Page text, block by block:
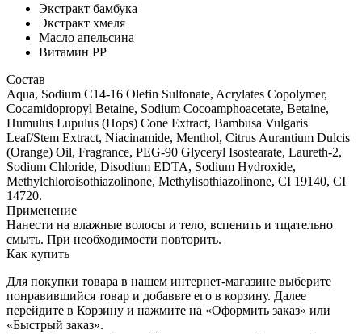
Экстракт бамбука
Экстракт хмеля
Масло апельсина
Витамин PP
Состав
Aqua, Sodium C14-16 Olefin Sulfonate, Acrylates Copolymer,
Cocamidopropyl Betaine, Sodium Cocoamphoacetate, Betaine,
Humulus Lupulus (Hops) Cone Extract, Bambusa Vulgaris
Leaf/Stem Extract, Niacinamide, Menthol, Citrus Aurantium Dulcis
(Orange) Oil, Fragrance, PEG-90 Glyceryl Isostearate, Laureth-2,
Sodium Chloride, Disodium EDTA, Sodium Hydroxide,
Methylchloroisothiazolinone, Methylisothiazolinone, CI 19140, CI
14720.
Применение
Нанести на влажные волосы и тело, вспенить и тщательно
смыть. При необходимости повторить.
Как купить
Для покупки товара в нашем интернет-магазине выберите
понравившийся товар и добавьте его в корзину. Далее
перейдите в Корзину и нажмите на «Оформить заказ» или
«Быстрый заказ».